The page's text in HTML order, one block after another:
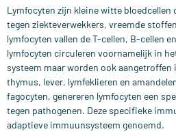
Lymfocyten zijn kleine witte bloedcellen
tegen ziekteverwekkers, vreemde
lymfocyten vallen de T-cellen, B-cellen
lymfocyten circuleren voornamelijk in
systeem maar worden ook
thymus, lever, lymfeklieren en
fagocyten, genereren lymfocyten een
tegen pathogenen. Deze specifieke
adaptieve immuunsysteem genoemd.